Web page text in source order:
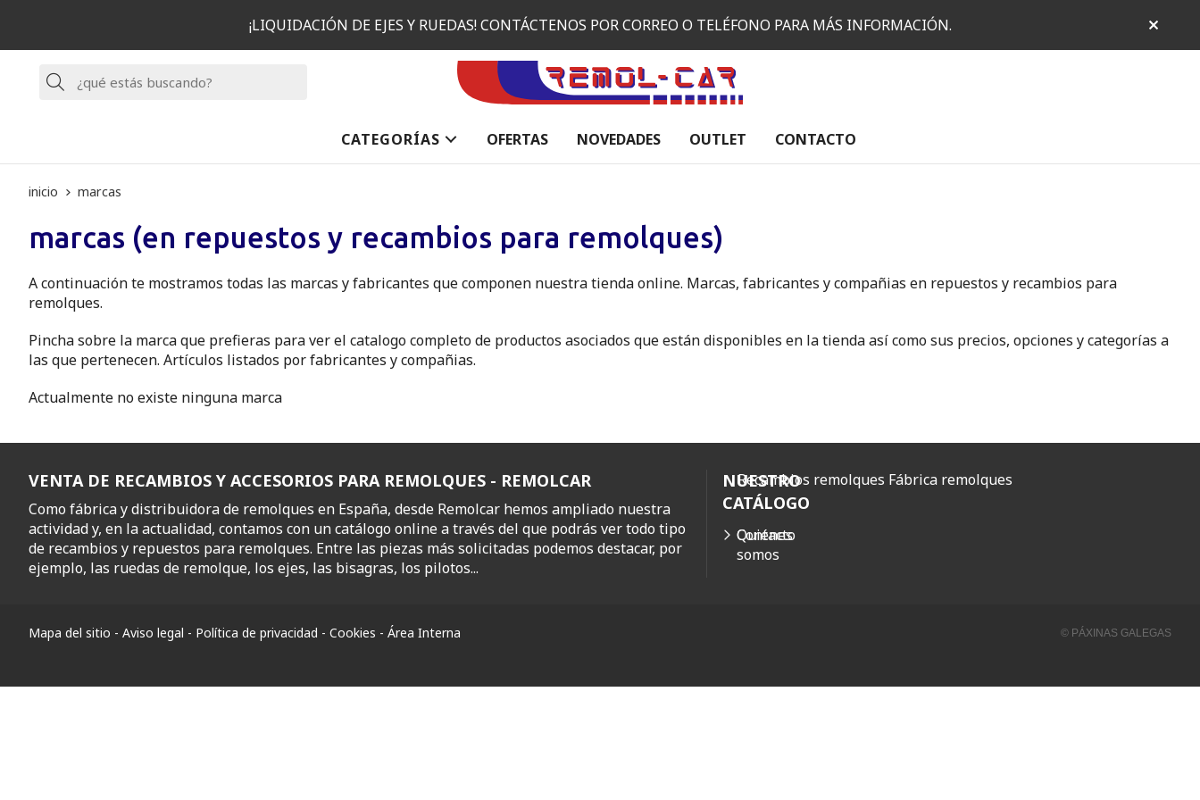
¡LIQUIDACIÓN DE EJES Y RUEDAS! CONTÁCTENOS POR CORREO O TELÉFONO PARA MÁS INFORMACIÓN.
Buscar
CATEGORÍAS OFERTAS NOVEDADES OUTLET CONTACTO
inicio marcas
marcas (en repuestos y recambios para remolques)
A continuación te mostramos todas las marcas y fabricantes que componen nuestra tienda online. Marcas, fabricantes y compañias en repuestos y recambios para
remolques.
Pincha sobre la marca que prefieras para ver el catalogo completo de productos asociados que están disponibles en la tienda así como sus precios, opciones y categorías a
las que pertenecen. Artículos listados por fabricantes y compañias.
Actualmente no existe ninguna marca
VENTA DE RECAMBIOS Y ACCESORIOS PARA REMOLQUES - REMOLCAR
Como fábrica y distribuidora de remolques en España, desde Remolcar hemos ampliado nuestra
actividad y, en la actualidad, contamos con un catálogo online a través del que podrás ver todo tipo
de recambios y repuestos para remolques. Entre las piezas más solicitadas podemos destacar, por
ejemplo, las ruedas de remolque, los ejes, las bisagras, los pilotos...
NUESTRO
CATÁLOGO
Quiénes
somos
Contacto
Recambios remolques Fábrica remolques
Mapa del sitio - Aviso legal - Política de privacidad - Cookies - Área Interna © PÁXINAS GALEGAS